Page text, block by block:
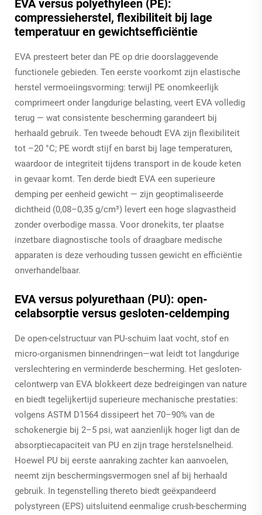
EVA versus polyethyleen (PE):
compressieherstel, flexibiliteit bij lage
temperatuur en gewichtsefficiëntie
EVA presteert beter dan PE op drie doorslaggevende
functionele gebieden. Ten eerste voorkomt zijn elastische
herstel vermoeiingsvorming: terwijl PE onomkeerlijk
comprimeert onder langdurige belasting, veert EVA volledig
terug — wat consistente bescherming garandeert bij
herhaald gebruik. Ten tweede behoudt EVA zijn flexibiliteit
tot –20 °C; PE wordt stijf en barst bij lage temperaturen,
waardoor de integriteit tijdens transport in de koude keten
in gevaar komt. Ten derde biedt EVA een superieure
demping per eenheid gewicht — zijn geoptimaliseerde
dichtheid (0,08–0,35 g/cm³) levert een hoge slagvastheid
zonder overbodige massa. Voor dronekits, ter plaatse
inzetbare diagnostische tools of draagbare medische
apparaten is deze verhouding tussen gewicht en efficiëntie
onverhandelbaar.
EVA versus polyurethaan (PU): open-
celabsorptie versus gesloten-celdemping
De open-celstructuur van PU-schuim laat vocht, stof en
micro-organismen binnendringen—wat leidt tot langdurige
verslechtering en verminderde bescherming. Het gesloten-
celontwerp van EVA blokkeert deze bedreigingen van nature
en biedt tegelijkertijd superieure mechanische prestaties:
volgens ASTM D1564 dissipeert het 70–90% van de
schokenergie bij 2–5 psi, wat aanzienlijk hoger ligt dan de
absorptiecapaciteit van PU en zijn trage herstelsnelheid.
Hoewel PU bij eerste aanraking zachter kan aanvoelen,
neemt zijn beschermingsvermogen snel af bij herhaald
gebruik. In tegenstelling thereto biedt geëxpandeerd
polystyreen (EPS) uitsluitend eenmalige crush-bescherming